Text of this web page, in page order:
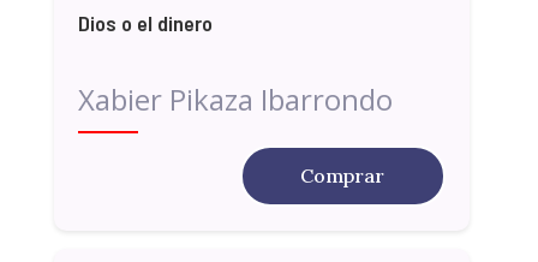
Dios o el dinero
Xabier Pikaza Ibarrondo
Comprar